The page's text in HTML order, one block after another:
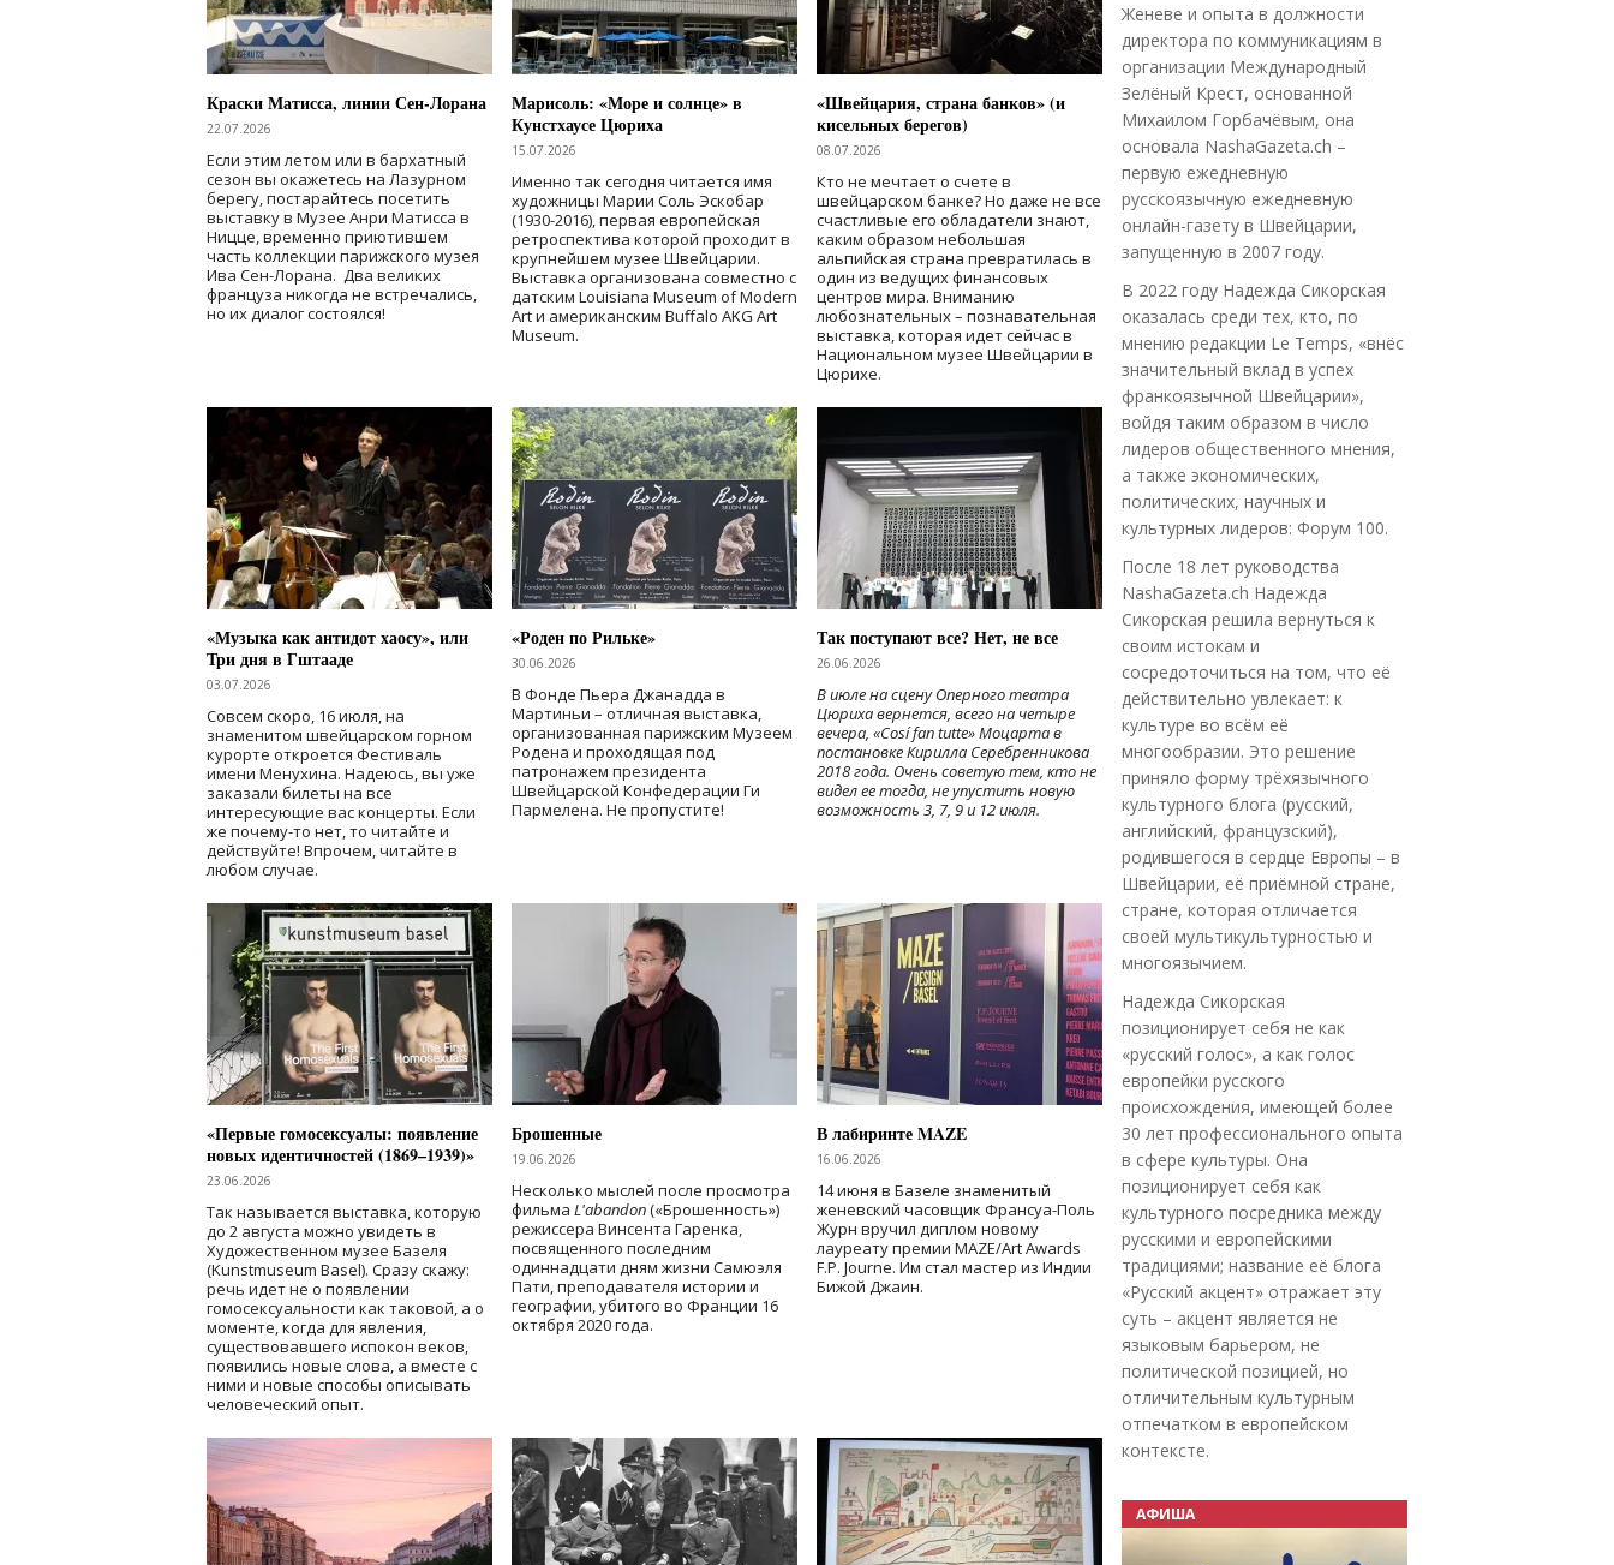
Краски Матисса, линии Сен-Лорана
22.07.2026
Если этим летом или в бархатный
сезон вы окажетесь на Лазурном
берегу, постарайтесь посетить
выставку в Музее Анри Матисса в
Ницце, временно приютившем
часть коллекции парижского музея
Ива Сен-Лорана. Два великих
француза никогда не встречались,
но их диалог состоялся!
Марисоль: «Море и солнце» в
Кунстхаусе Цюриха
15.07.2026
Именно так сегодня читается имя
художницы Марии Соль Эскобар
(1930-2016), первая европейская
ретроспектива которой проходит в
крупнейшем музее Швейцарии.
Выставка организована совместно с
датским Louisiana Museum of Modern
Art и американским Buffalo AKG Art
Museum.
«Швейцария, страна банков» (и
кисельных берегов)
08.07.2026
Кто не мечтает о счете в
швейцарском банке? Но даже не все
счастливые его обладатели знают,
каким образом небольшая
альпийская страна превратилась в
один из ведущих финансовых
центров мира. Вниманию
любознательных – познавательная
выставка, которая идет сейчас в
Национальном музее Швейцарии в
Цюрихе.
«Музыка как антидот хаосу», или
Три дня в Гштааде
03.07.2026
Совсем скоро, 16 июля, на
знаменитом швейцарском горном
курорте откроется Фестиваль
имени Менухина. Надеюсь, вы уже
заказали билеты на все
интересующие вас концерты. Если
же почему-то нет, то читайте и
действуйте! Впрочем, читайте в
любом случае.
«Роден по Рильке»
30.06.2026
В Фонде Пьера Джанадда в
Мартиньи – отличная выставка,
организованная парижским Музеем
Родена и проходящая под
патронажем президента
Швейцарской Конфедерации Ги
Пармелена. Не пропустите!
Так поступают все? Нет, не все
26.06.2026
В июле на сцену Оперного театра
Цюриха вернется, всего на четыре
вечера, «Cosí fan tutte» Моцарта в
постановке Кирилла Серебренникова
2018 года. Очень советую тем, кто не
видел ее тогда, не упустить новую
возможность 3, 7, 9 и 12 июля.
«Первые гомосексуалы: появление
новых идентичностей (1869–1939)»
23.06.2026
Так называется выставка, которую
до 2 августа можно увидеть в
Художественном музее Базеля
(Kunstmuseum Basel). Сразу скажу:
речь идет не о появлении
гомосексуальности как таковой, а о
моменте, когда для явления,
существовавшего испокон веков,
появились новые слова, а вместе с
ними и новые способы описывать
человеческий опыт.
Брошенные
19.06.2026
Несколько мыслей после просмотра
фильма L'abandon(«Брошенность»)
режиссера Винсента Гаренка,
посвященного последним
одиннадцати дням жизни Самюэля
Пати, преподавателя истории и
географии, убитого во Франции 16
октября 2020 года.
В лабиринте MAZE
16.06.2026
14 июня в Базеле знаменитый
женевский часовщик Франсуа-Поль
Журн вручил диплом новому
лауреату премии MAZE/Art Awards
F.P. Journe. Им стал мастер из Индии
Бижой Джаин.
Женеве и опыта в должности
директора по коммуникациям в
организации Международный
Зелёный Крест, основанной
Михаилом Горбачёвым, она
основала NashaGazeta.ch –
первую ежедневную
русскоязычную ежедневную
онлайн-газету в Швейцарии,
запущенную в 2007 году.
В 2022 году Надежда Сикорская
оказалась среди тех, кто, по
мнению редакции Le Temps, «внёс
значительный вклад в успех
франкоязычной Швейцарии»,
войдя таким образом в число
лидеров общественного мнения,
а также экономических,
политических, научных и
культурных лидеров: Форум 100.
После 18 лет руководства
NashaGazeta.ch Надежда
Сикорская решила вернуться к
своим истокам и
сосредоточиться на том, что её
действительно увлекает: к
культуре во всём её
многообразии. Это решение
приняло форму трёхязычного
культурного блога (русский,
английский, французский),
родившегося в сердце Европы – в
Швейцарии, её приёмной стране,
стране, которая отличается
своей мультикультурностью и
многоязычием.
Надежда Сикорская
позиционирует себя не как
«русский голос», а как голос
европейки русского
происхождения, имеющей более
30 лет профессионального опыта
в сфере культуры. Она
позиционирует себя как
культурного посредника между
русскими и европейскими
традициями; название её блога
«Русский акцент» отражает эту
суть – акцент является не
языковым барьером, не
политической позицией, но
отличительным культурным
отпечатком в европейском
контексте.
АФИША